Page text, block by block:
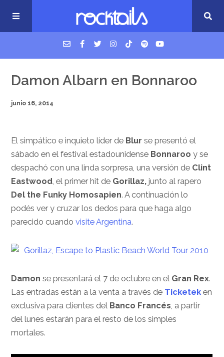
USM Podcast
Cigarrillos en la cama
Música nueva
Damon Albarn en Bonnaroo
junio 16, 2014
El simpático e inquieto líder de Blur se presentó el
sábado en el festival estadounidense Bonnaroo y se
despachó con una linda sorpresa, una versión de Clint
Eastwood, el primer hit de Gorillaz, junto al rapero
Del the Funky Homosapien. A continuación lo
podés ver y cruzar los dedos para que haga algo
parecido cuandovisite Argentina.
Damon se presentará el 7 de octubre en el Gran Rex.
Las entradas están a la venta a través de Ticketek en
exclusiva para clientes del Banco Francés, a partir
del lunes estarán para el resto de los simples
mortales.